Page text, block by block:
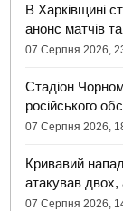
В Харківщині
анонс матчів
07 Серпня 2026,
Стадіон
російського
07 Серпня 2026,
Кривавий
атакував двох,
07 Серпня 2026,